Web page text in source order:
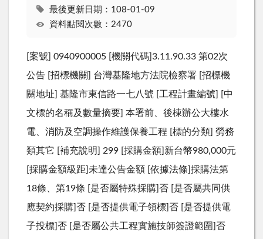
最後更新日期：108-01-09
資料點閱次數：2470
[案號] 0940900005 [機關代碼]3.11.90.33 第02次
公告 [招標機關] 台灣基隆地方法院檢察署 [招標機
關地址] 基隆市東信路一七八號 [工程計畫編號] [中
文標的名稱及數量摘要] 本署前、後棟辦公大樓水
電、消防及空調操作維護保養工程 [標的分類] 勞務
類其它 [補充說明] 299 [採購金額]新台幣980,000元
[採購金額級距]未達公告金額 [依據法條]採購法第
18條、第19條 [是否屬特殊採購]否 [是否屬共同供
應契約採購]否 [是否提供電子領標]否 [是否提供電
子投標]否 [是否屬公共工程實施技師簽證範圍]否